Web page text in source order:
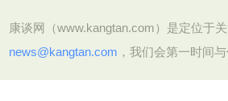
康谈网（www.kangtan.com）是定位于
news@kangtan.com ，我们会第一时间与